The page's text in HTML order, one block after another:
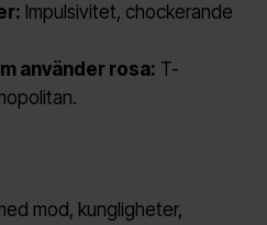
Impulsivitet, chockerande
använder rosa: T-
mod, kungligheter,